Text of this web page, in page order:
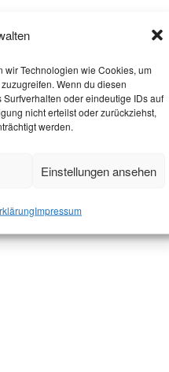
wir Technologien wie Cookies, um
Wenn du diesen
oder eindeutige IDs auf
nicht erteilst oder zurückziehst,
werden.
Einstellungen ansehen
Impressum